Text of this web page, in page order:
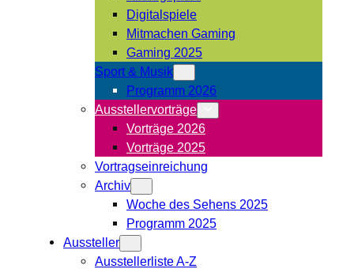
Digitalspiele
Mitmachen Gaming
Gaming 2025
Sport & Musik
Programm 2026
Ausstellervorträge
Vorträge 2026
Vorträge 2025
Vortragseinreichung
Archiv
Woche des Sehens 2025
Programm 2025
Aussteller
Ausstellerliste A-Z